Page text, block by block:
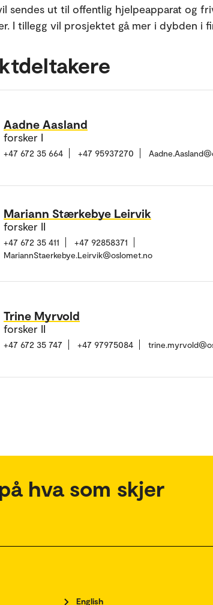
sendes ut til offentlig hjelpeapparat og
I tillegg vil prosjektet gå mer i dybden i
Aadne Aasland
forsker I
+47 672 35 664 +47 95937270
Mariann Stærkebye Leirvik
forsker II
+47 672 35 411
+47 92858371
MariannStaerkebye.Leirvik@oslomet.no
Trine Myrvold
forsker II
+47 672 35 747 +47 97975084
hva som skjer
English